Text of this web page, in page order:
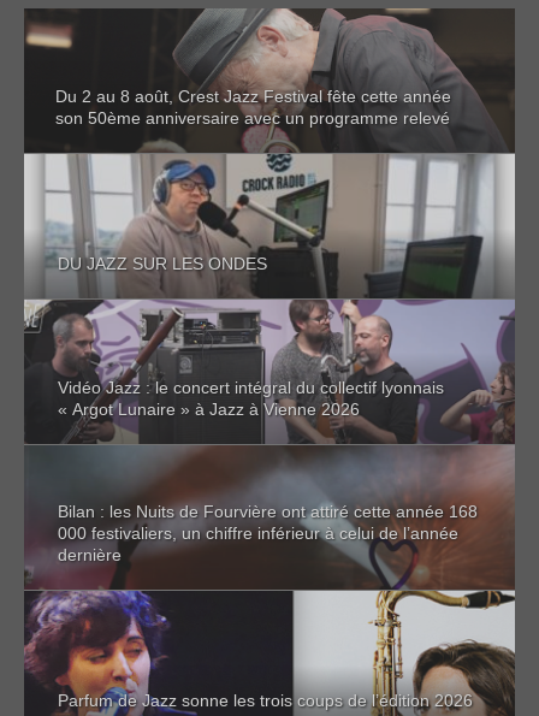
Du 2 au 8 août, Crest Jazz Festival fête cette année
son 50ème anniversaire avec un programme relevé
DU JAZZ SUR LES ONDES
Vidéo Jazz : le concert intégral du collectif lyonnais
« Argot Lunaire » à Jazz à Vienne 2026
Bilan : les Nuits de Fourvière ont attiré cette année 168
000 festivaliers, un chiffre inférieur à celui de l’année
dernière
Parfum de Jazz sonne les trois coups de l’édition 2026